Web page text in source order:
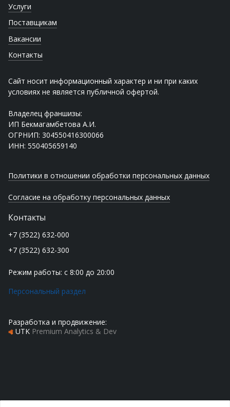
Услуги
Поставщикам
Вакансии
Контакты
Сайт носит информационный характер и ни при каких
условиях не является публичной офертой.
Владелец франшизы:
ИП Бекмагамбетова А.И.
ОГРНИП: 304550416300066
ИНН: 550405659140
Политики в отношении обработки персональных данных
Согласие на обработку персональных данных
Контакты
+7 (3522) 632-000
+7 (3522) 632-300
Режим работы: с 8:00 до 20:00
Персональный раздел
Разработка и продвижение:
UTK Premium Analytics & Dev